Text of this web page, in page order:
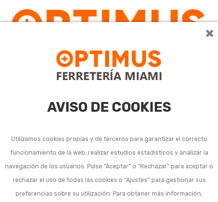
×
AVISO DE COOKIES
Utilizamos cookies propias y de terceros para garantizar el correcto
funcionamiento de la web, realizar estudios estadísticos y analizar la
navegación de los usuarios. Pulse “Aceptar” o “Rechazar” para aceptar o
rechazar el uso de todas las cookies o “Ajustes” para gestionar sus
preferencias sobre su utilización. Para obtener más información,
Listado de subcategorías en Jardineras y macetas para